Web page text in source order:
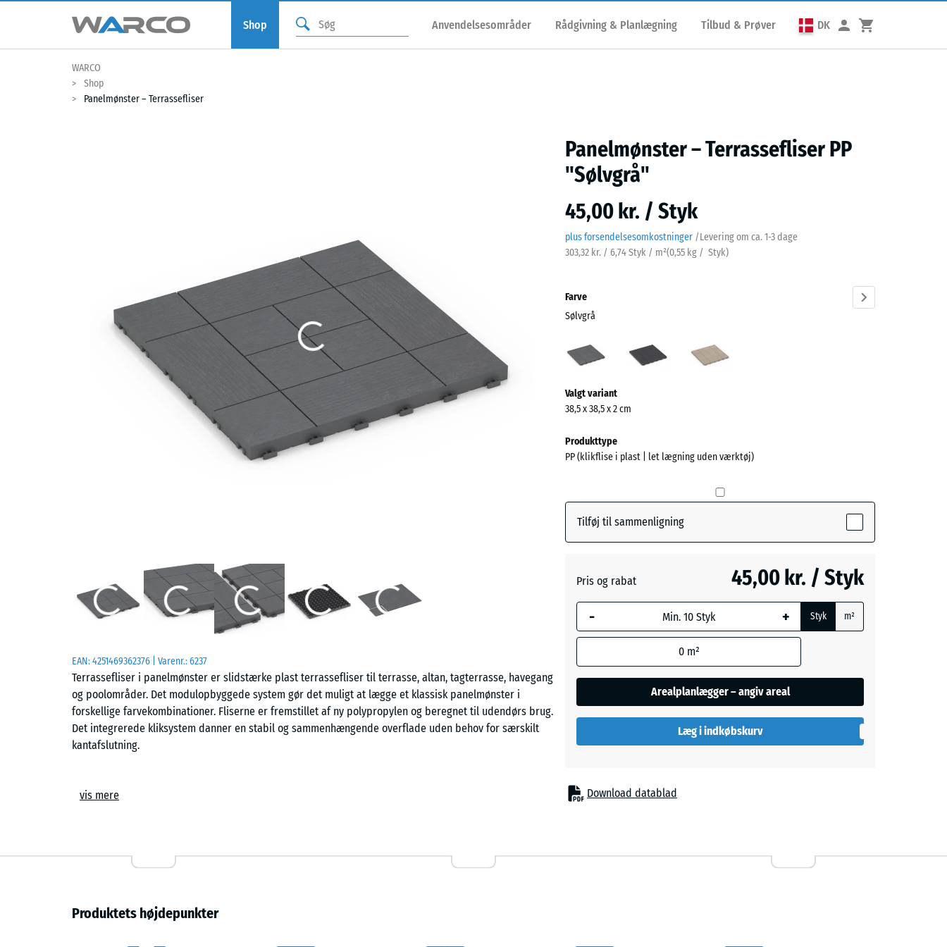
Shop Anvendelsesområder Rådgivning & Planlægning Tilbud & Prøver DK
WARCO
Shop
Panelmønster – Terrassefliser
Panelmønster – Terrassefliser PP
"Sølvgrå"
45,00 kr. / Styk
plus forsendelsesomkostninger /Levering om ca. 1-3 dage
303,32 kr. / 6,74 Styk / m²(0,55 kg / Styk)
EAN:4251469362376 | Varenr.:6237
Terrassefliser i panelmønster er slidstærke plast terrassefliser til terrasse, altan, tagterrasse, havegang
og poolområder. Det modulopbyggede system gør det muligt at lægge et klassisk panelmønster i
forskellige farvekombinationer. Fliserne er fremstillet af ny polypropylen og beregnet til udendørs brug.
Det integrerede kliksystem danner en stabil og sammenhængende overflade uden behov for særskilt
kantafslutning.
Fliserne er fremstillet af ren ny polypropylen med definerede materialeegenskaber. Der anvendes ikke
genbrugsmaterialer af ukendt oprindelse. Materialet er UV-bestandigt og temperaturstabilt fra −25 °C
vis mere
Farve
Sølvgrå
(active)
information
om
farverne?
Vis
Sølvgrå(active)
Valgt variant
38,5 x 38,5 x 2 cm
Produkttype
PP (klikflise i plast | let lægning uden værktøj)
Tilføj til sammenligning
Pris og rabat 45,00 kr. / Styk
- + Styk m²
0 m²
Arealplanlægger – angiv areal
Læg i indkøbskurv
Download datablad
Produktets højdepunkter